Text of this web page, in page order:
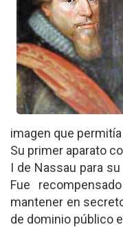
imagen que
Su primer aparato
I de Nassau para
Fue
mantener en
de dominio público